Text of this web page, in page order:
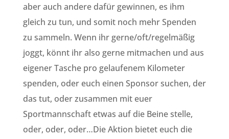
aber auch andere dafür gewinnen, es ihm
gleich zu tun, und somit noch mehr Spenden
zu sammeln. Wenn ihr gerne/oft/regelmäßig
joggt, könnt ihr also gerne mitmachen und aus
eigener Tasche pro gelaufenem Kilometer
spenden, oder euch einen Sponsor suchen, der
das tut, oder zusammen mit euer
Sportmannschaft etwas auf die Beine stelle,
oder, oder, oder…Die Aktion bietet euch die